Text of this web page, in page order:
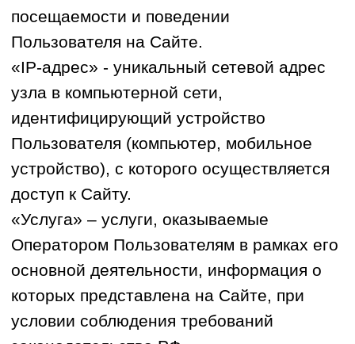
данных заявленным целям обработки;
недопущения обработки персональных
данных, избыточных по отношению к
заявленным целям их обработки;
и актуальности персональных данных
по отношению к целям обработки
персональных данных;
уничтожения либо обезличивания
персональных данных по достижении
целей их обработки или в случае
этих целей, при невозможности
устранения Оператором допущенных
нарушений персональных данных,
если иное не предусмотрено
федеральным законом.
2.2. Обработка персональных данных